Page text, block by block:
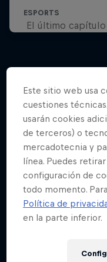
El último
Este sitio web usa
cuestiones
usarán cookies
de terceros) o
mercadotecnia y
línea. Puedes
configuración de
todo momento.
Política de
en la parte inferior.